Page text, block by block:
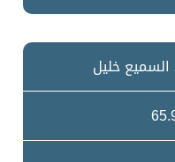
خليل